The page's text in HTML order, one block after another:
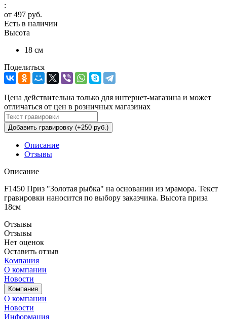
:
от 497 руб.
Есть в наличии
Высота
18 см
Поделиться
Цена действительна только для интернет-магазина и может
отличаться от цен в розничных магазинах
Добавить гравировку (+250 руб.)
Описание
Отзывы
Описание
F1450 Приз "Золотая рыбка" на основании из мрамора. Текст
гравировки наносится по выбору заказчика. Высота приза
18см
Отзывы
Отзывы
Нет оценок
Оставить отзыв
Компания
О компании
Новости
Компания
О компании
Новости
Информация